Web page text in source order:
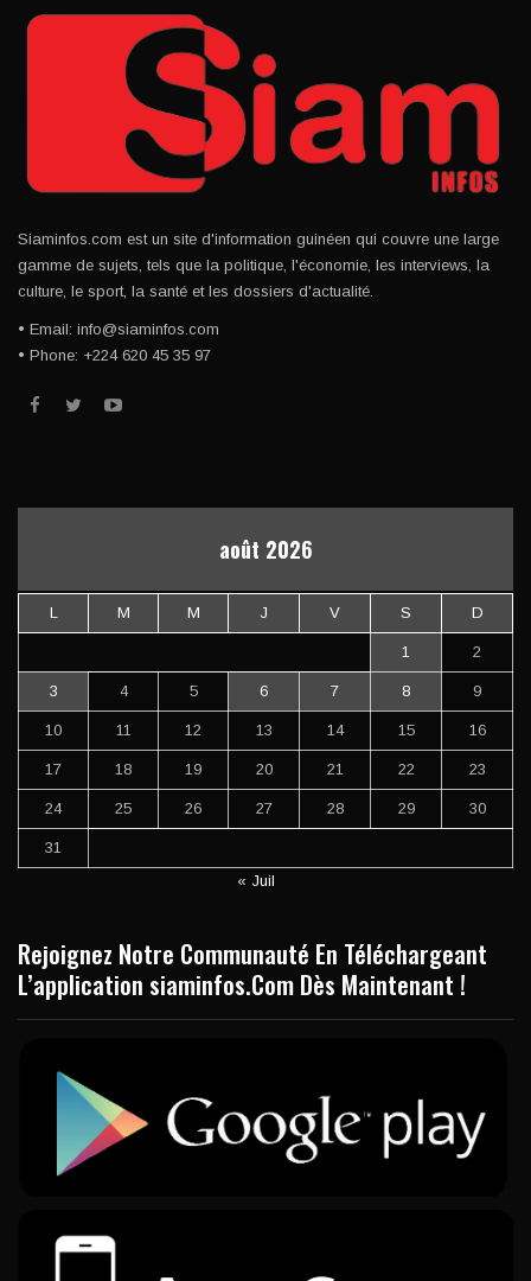
Siaminfos.com est un site d'information guinéen qui couvre une large
gamme de sujets, tels que la politique, l'économie, les interviews, la
culture, le sport, la santé et les dossiers d'actualité.
• Email: info@siaminfos.com
• Phone: +224 620 45 35 97
août 2026
L M M J V S D
1 2
3 4 5 6 7 8 9
10 11 12 13 14 15 16
17 18 19 20 21 22 23
24 25 26 27 28 29 30
31
« Juil
Rejoignez Notre Communauté En Téléchargeant
L’application siaminfos.Com Dès Maintenant !